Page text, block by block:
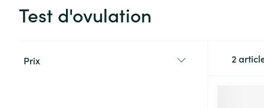
Test d'ovulation
Prix
2